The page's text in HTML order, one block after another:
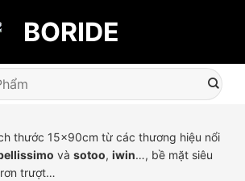
thước 15x90cm từ các thương hiệu nổi
và sotoo, iwin…, bề mặt siêu
trượt…